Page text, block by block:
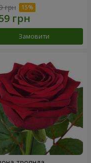
грн
Замовити